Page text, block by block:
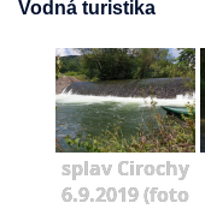
Vodná turistika
splav Cirochy
6.9.2019 (foto